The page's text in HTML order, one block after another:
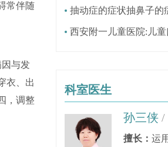
常伴随
与发
衣、出
，调整
抽动症的症状抽鼻子的
西安附一儿童医院:儿童
科室医生
孙三侠 /
擅长： 运